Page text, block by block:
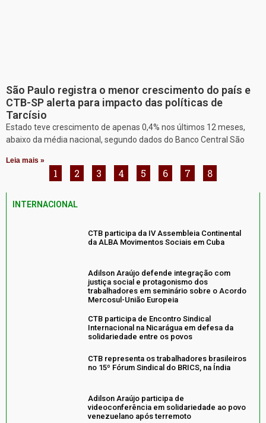
São Paulo registra o menor crescimento do país e
CTB-SP alerta para impacto das políticas de
Tarcísio
Estado teve crescimento de apenas 0,4% nos últimos 12 meses,
abaixo da média nacional, segundo dados do Banco Central São
Leia mais »
1 2 3 4 5 6 7 8
INTERNACIONAL
CTB participa da IV Assembleia Continental
da ALBA Movimentos Sociais em Cuba
Adilson Araújo defende integração com
justiça social e protagonismo dos
trabalhadores em seminário sobre o Acordo
Mercosul-União Europeia
CTB participa de Encontro Sindical
Internacional na Nicarágua em defesa da
solidariedade entre os povos
CTB representa os trabalhadores brasileiros
no 15º Fórum Sindical do BRICS, na Índia
Adilson Araújo participa de
videoconferência em solidariedade ao povo
venezuelano após terremoto